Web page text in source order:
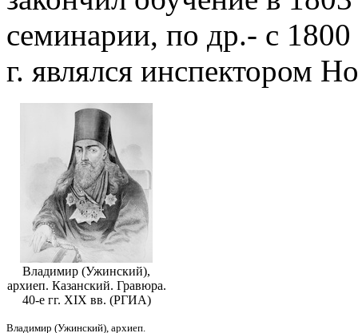
семинарии, по др.- с
г. являлся инспектором
Владимир (Ужинский),
архиеп. Казанский. Гравюра.
40-е гг. XIX вв. (РГИА)
Владимир (Ужинский), архиеп.